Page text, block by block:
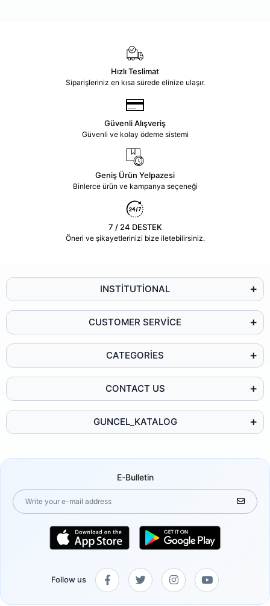
Hızlı Teslimat
Siparişleriniz en kısa sürede elinize ulaşır.
Güvenli Alışveriş
Güvenli ve kolay ödeme sistemi
Geniş Ürün Yelpazesi
Binlerce ürün ve kampanya seçeneği
7 / 24 DESTEK
Öneri ve şikayetlerinizi bize iletebilirsiniz.
INSTİTUTİONAL
CUSTOMER SERVİCE
CATEGORİES
CONTACT US
GUNCEL_KATALOG
E-Bulletin
Follow us